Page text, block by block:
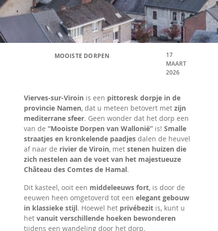
MOOISTE DORPEN
17
MAART
2026
Vierves-sur-Viroin is een pittoresk dorpje in de
provincie Namen, dat u meteen betovert met zijn
mediterrane sfeer. Geen wonder dat het dorp een
van de “Mooiste Dorpen van Wallonië” is! Smalle
straatjes en kronkelende paadjes dalen de heuvel
af naar de rivier de Viroin, met stenen huizen die
zich nestelen aan de voet van het majestueuze
Château des Comtes de Hamal.
Dit kasteel, ooit een middeleeuws fort, is door de
eeuwen heen omgetoverd tot een elegant gebouw
in klassieke stijl. Hoewel het privébezit is, kunt u
het vanuit verschillende hoeken bewonderen
tijdens een wandeling door het dorp.